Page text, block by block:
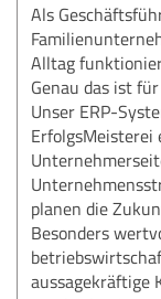
Als
Alltag
Genau das ist
Unser ERP-
ErfolgsMeisterei
planen die
Besonders
aussagekräftige